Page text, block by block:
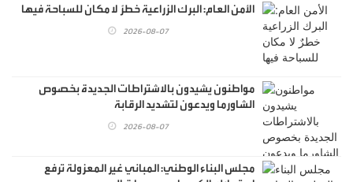
الأمن العام: البرك الزراعية خطرٌ لا مكان للسباحة فيها
2026-08-07
مواطنون يشيدون بالاشتراطات الجديدة بخصوص
الشاورما ويدعون لتشديد الرقابة
2026-08-07
مجلس البناء الوطني: المباني غير المعزولة ترفع